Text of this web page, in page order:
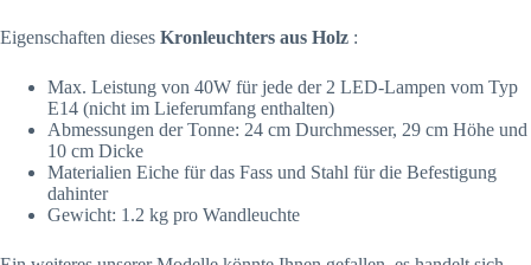
Eigenschaften dieses Kronleuchters aus Holz :
Max. Leistung von 40W für jede der 2 LED-Lampen vom Typ
E14 (nicht im Lieferumfang enthalten)
Abmessungen der Tonne: 24 cm Durchmesser, 29 cm Höhe und
10 cm Dicke
Materialien Eiche für das Fass und Stahl für die Befestigung
dahinter
Gewicht: 1.2 kg pro Wandleuchte